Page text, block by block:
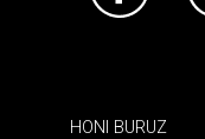
HONI BURUZ